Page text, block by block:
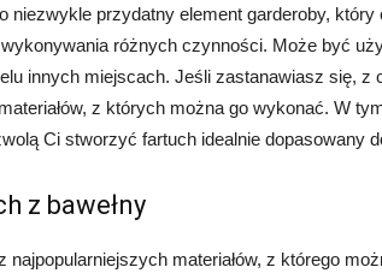
niezwykle przydatny element garderoby,
różnych czynności. Może być
innych miejscach. Jeśli zastanawiasz się, z
z których można go wykonać. W
Ci stworzyć fartuch idealnie dopasowany
z bawełny
najpopularniejszych materiałów, z którego